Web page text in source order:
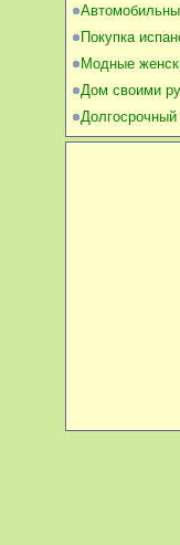
Покупка
Модные
Дом своими
Долгосрочный